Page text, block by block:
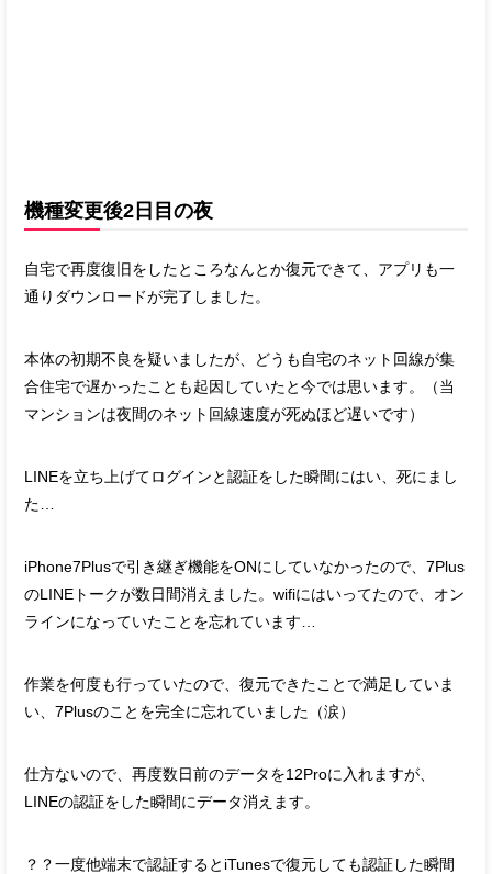
機種変更後2日目の夜
自宅で再度復旧をしたところなんとか復元できて、アプリも一
通りダウンロードが完了しました。
本体の初期不良を疑いましたが、どうも自宅のネット回線が集
合住宅で遅かったことも起因していたと今では思います。（当
マンションは夜間のネット回線速度が死ぬほど遅いです）
LINEを立ち上げてログインと認証をした瞬間にはい、死にまし
た…
iPhone7Plusで引き継ぎ機能をONにしていなかったので、7Plus
のLINEトークが数日間消えました。wifiにはいってたので、オン
ラインになっていたことを忘れています…
作業を何度も行っていたので、復元できたことで満足していま
い、7Plusのことを完全に忘れていました（涙）
仕方ないので、再度数日前のデータを12Proに入れますが、
LINEの認証をした瞬間にデータ消えます。
？？一度他端末で認証するとiTunesで復元しても認証した瞬間